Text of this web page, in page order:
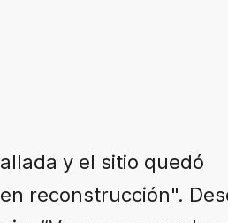
y el sitio quedó
reconstrucción".